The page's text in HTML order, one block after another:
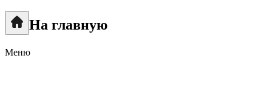
На главную
Меню